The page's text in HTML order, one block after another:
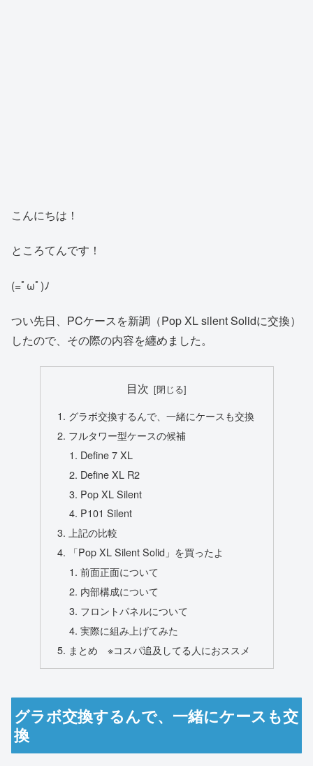
こんにちは！
ところてんです！
(=ﾟωﾟ)ﾉ
つい先日、PCケースを新調（Pop XL silent Solidに交換）
したので、その際の内容を纏めました。
目次
グラボ交換するんで、一緒にケースも交換
フルタワー型ケースの候補
Define 7 XL
Define XL R2
Pop XL Silent
P101 Silent
上記の比較
「Pop XL Silent Solid」を買ったよ
前面正面について
内部構成について
フロントパネルについて
実際に組み上げてみた
まとめ ※コスパ追及してる人におススメ
グラボ交換するんで、一緒にケースも交
換